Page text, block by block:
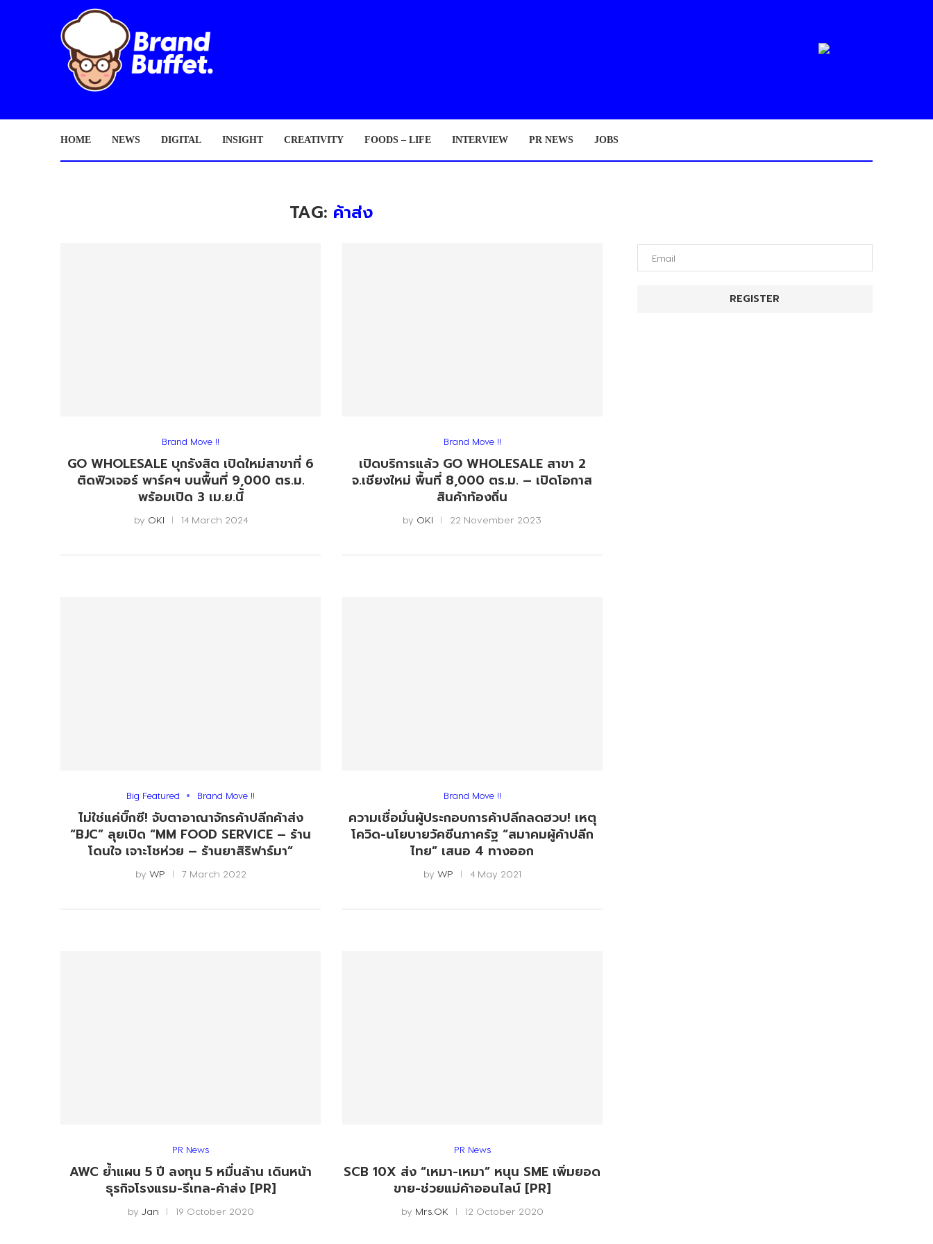
HOME NEWS DIGITAL INSIGHT CREATIVITY FOODS – LIFE INTERVIEW PR NEWS JOBS
TAG: ค้าส่ง
Brand Move !!
GO WHOLESALE บุกรังสิต เปิดใหม่สาขาที่ 6
ติดฟิวเจอร์ พาร์คฯ บนพื้นที่ 9,000 ตร.ม.
พร้อมเปิด 3 เม.ย.นี้
by OKI 14 March 2024
Brand Move !!
เปิดบริการแล้ว GO WHOLESALE สาขา 2
จ.เชียงใหม่ พื้นที่ 8,000 ตร.ม. – เปิดโอกาส
สินค้าท้องถิ่น
by OKI 22 November 2023
Big Featured Brand Move !!
ไม่ใช่แค่บิ๊กซี! จับตาอาณาจักรค้าปลีกค้าส่ง
“BJC” ลุยเปิด “MM FOOD SERVICE – ร้าน
โดนใจ เจาะโชห่วย – ร้านยาสิริฟาร์มา”
by WP 7 March 2022
Brand Move !!
ความเชื่อมั่นผู้ประกอบการค้าปลีกลดฮวบ! เหตุ
โควิด-นโยบายวัคซีนภาครัฐ “สมาคมผู้ค้าปลีก
ไทย” เสนอ 4 ทางออก
by WP 4 May 2021
PR News
AWC ย้ำแผน 5 ปี ลงทุน 5 หมื่นล้าน เดินหน้า
ธุรกิจโรงแรม-รีเทล-ค้าส่ง [PR]
by Jan 19 October 2020
PR News
SCB 10X ส่ง “เหมา-เหมา” หนุน SME เพิ่มยอด
ขาย-ช่วยแม่ค้าออนไลน์ [PR]
by Mrs.OK 12 October 2020